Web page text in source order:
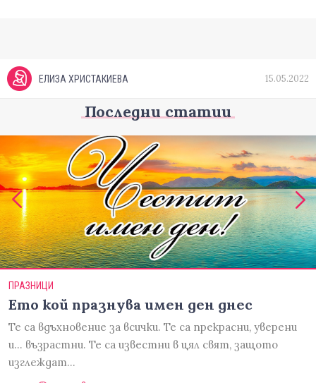
ЕЛИЗА ХРИСТАКИЕВА 15.05.2022
Последни статии
ПРАЗНИЦИ
Ето кой празнува имен ден днес
Те са вдъхновение за всички. Те са прекрасни, уверени
и... възрастни. Те са известни в цял свят, защото
изглеждат…